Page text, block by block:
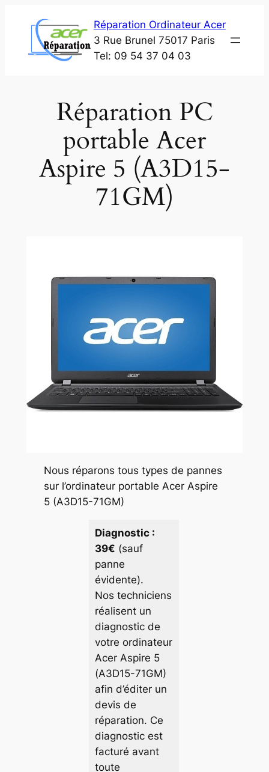
contenu
Réparation Ordinateur Acer
3 Rue Brunel 75017 Paris
Tel: 09 54 37 04 03
Réparation PC
portable Acer
Aspire 5 (A3D15-
71GM)
Nous réparons tous types de pannes
sur l’ordinateur portable Acer Aspire
5 (A3D15-71GM)
Diagnostic :
39€ (sauf
panne
évidente).
Nos techniciens
réalisent un
diagnostic de
votre ordinateur
Acer Aspire 5
(A3D15-71GM)
afin d’éditer un
devis de
réparation. Ce
diagnostic est
facturé avant
toute